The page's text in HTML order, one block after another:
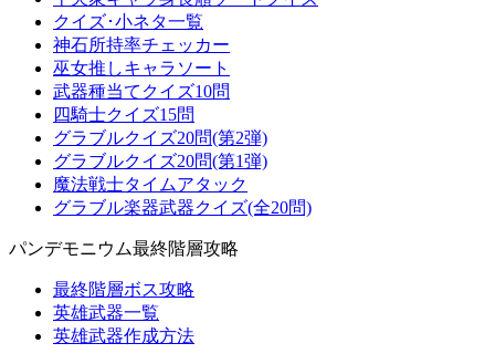
クイズ･小ネタ一覧
神石所持率チェッカー
巫女推しキャラソート
武器種当てクイズ10問
四騎士クイズ15問
グラブルクイズ20問(第2弾)
グラブルクイズ20問(第1弾)
魔法戦士タイムアタック
グラブル楽器武器クイズ(全20問)
パンデモニウム最終階層攻略
最終階層ボス攻略
英雄武器一覧
英雄武器作成方法